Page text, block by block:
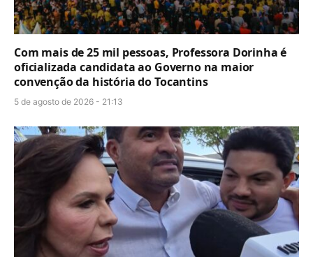
Com mais de 25 mil pessoas, Professora Dorinha é
oficializada candidata ao Governo na maior
convenção da história do Tocantins
5 de agosto de 2026 - 21:13